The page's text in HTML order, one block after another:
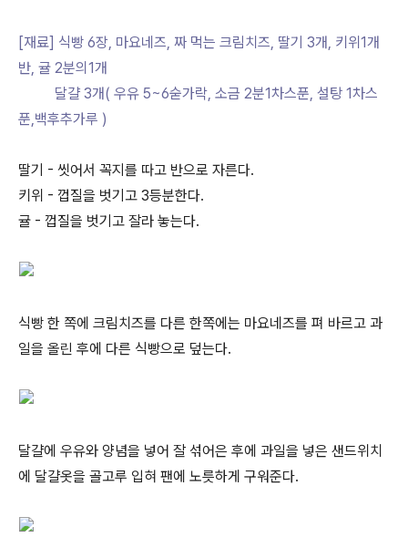
[재료] 식빵 6장, 마요네즈, 짜 먹는 크림치즈, 딸기 3개, 키위1개
반, 귤 2분의1개
달걀 3개( 우유 5~6숟가락, 소금 2분1차스푼, 설탕 1차스
푼,백후추가루 )
딸기 - 씻어서 꼭지를 따고 반으로 자른다.
키위 - 껍질을 벗기고 3등분한다.
귤 - 껍질을 벗기고 잘라 놓는다.
식빵 한 쪽에 크림치즈를 다른 한쪽에는 마요네즈를 펴 바르고 과
일을 올린 후에 다른 식빵으로 덮는다.
달걀에 우유와 양념을 넣어 잘 섞어은 후에 과일을 넣은 샌드위치
에 달걀옷을 골고루 입혀 팬에 노릇하게 구워준다.